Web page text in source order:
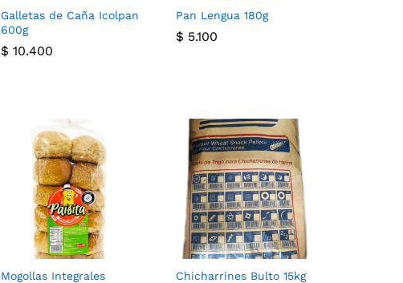
Galletas de Caña Icolpan
600g
$ 10.400
$ 10.400
Pan Lengua 180g
$ 5.100
$ 5.100
Mogollas Integrales
Chicharrines Bulto 15kg